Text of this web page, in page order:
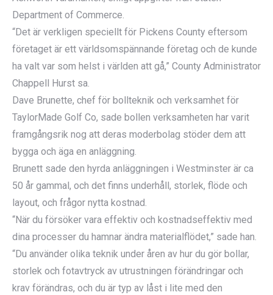
Department of Commerce.
“Det är verkligen speciellt för Pickens County eftersom
företaget är ett världsomspännande företag och de kunde
ha valt var som helst i världen att gå,” County Administrator
Chappell Hurst sa.
Dave Brunette, chef för bollteknik och verksamhet för
TaylorMade Golf Co, sade bollen verksamheten har varit
framgångsrik nog att deras moderbolag stöder dem att
bygga och äga en anläggning.
Brunett sade den hyrda anläggningen i Westminster är ca
50 år gammal, och det finns underhåll, storlek, flöde och
layout, och frågor nytta kostnad.
“När du försöker vara effektiv och kostnadseffektiv med
dina processer du hamnar ändra materialflödet,” sade han.
“Du använder olika teknik under åren av hur du gör bollar,
storlek och fotavtryck av utrustningen förändringar och
krav förändras, och du är typ av låst i lite med den